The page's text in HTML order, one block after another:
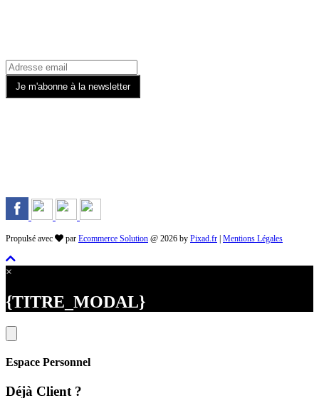
Propulsé avec par Ecommerce Solution @ 2026 by Pixad.fr | Mentions Légales
×
{TITRE_MODAL}
Espace Personnel
Déjà Client ?